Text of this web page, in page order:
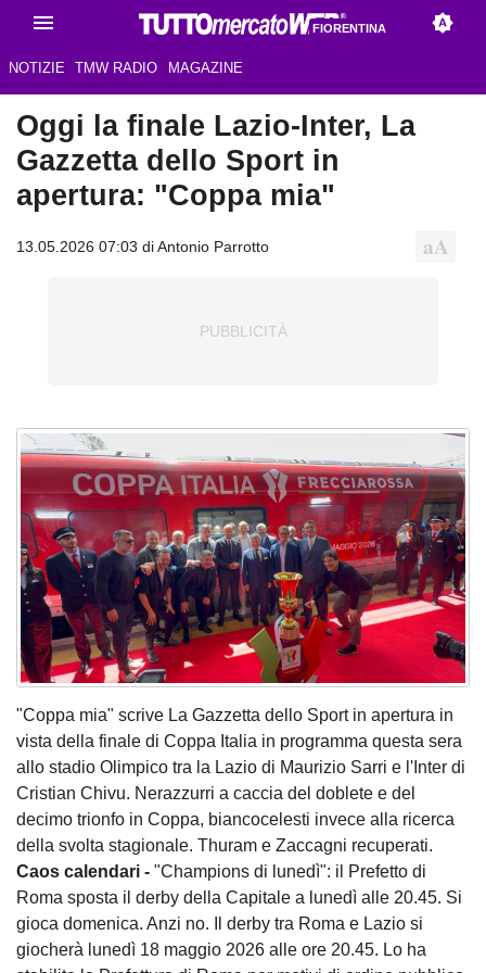
FIORENTINA
NOTIZIE TMW RADIO MAGAZINE
Oggi la finale Lazio-Inter, La
Gazzetta dello Sport in
apertura: "Coppa mia"
13.05.2026 07:03 di Antonio Parrotto
"Coppa mia" scrive La Gazzetta dello Sport in apertura in
vista della finale di Coppa Italia in programma questa sera
allo stadio Olimpico tra la Lazio di Maurizio Sarri e l'Inter di
Cristian Chivu. Nerazzurri a caccia del doblete e del
decimo trionfo in Coppa, biancocelesti invece alla ricerca
della svolta stagionale. Thuram e Zaccagni recuperati.
Caos calendari - "Champions di lunedì": il Prefetto di
Roma sposta il derby della Capitale a lunedì alle 20.45. Si
gioca domenica. Anzi no. Il derby tra Roma e Lazio si
giocherà lunedì 18 maggio 2026 alle ore 20.45. Lo ha